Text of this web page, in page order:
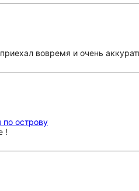
вовремя и очень
по острову
!